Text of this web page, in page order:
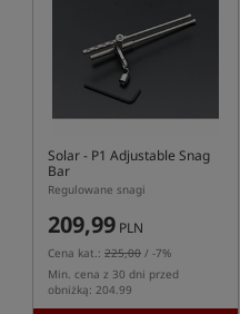
Solar - P1 Adjustable Snag
Bar
Regulowane snagi
209,99 PLN
Cena kat.: 225,00 / -7%
Min. cena z 30 dni przed
obniżką: 204.99